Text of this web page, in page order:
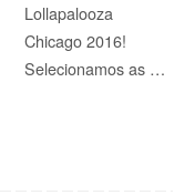
Lollapalooza
Chicago 2016!
Selecionamos as …